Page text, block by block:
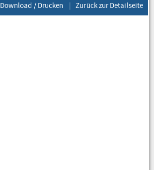
Download / Drucken Zurück zur Detailseite